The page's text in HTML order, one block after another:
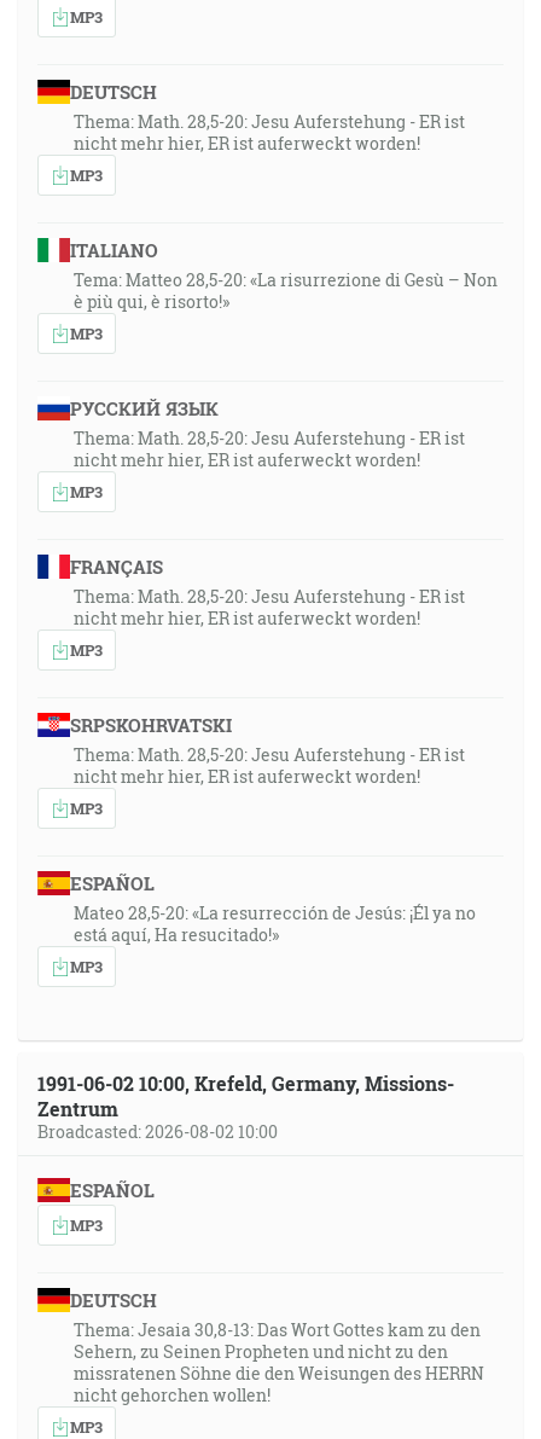
MP3
DEUTSCH
Thema: Math. 28,5-20: Jesu Auferstehung - ER ist
nicht mehr hier, ER ist auferweckt worden!
MP3
ITALIANO
Tema: Matteo 28,5-20: «La risurrezione di Gesù – Non
è più qui, è risorto!»
MP3
РУССКИЙ ЯЗЫК
Thema: Math. 28,5-20: Jesu Auferstehung - ER ist
nicht mehr hier, ER ist auferweckt worden!
MP3
FRANÇAIS
Thema: Math. 28,5-20: Jesu Auferstehung - ER ist
nicht mehr hier, ER ist auferweckt worden!
MP3
SRPSKOHRVATSKI
Thema: Math. 28,5-20: Jesu Auferstehung - ER ist
nicht mehr hier, ER ist auferweckt worden!
MP3
ESPAÑOL
Mateo 28,5-20: «La resurrección de Jesús: ¡Él ya no
está aquí, Ha resucitado!»
MP3
1991-06-02 10:00, Krefeld, Germany, Missions-
Zentrum
Broadcasted: 2026-08-02 10:00
ESPAÑOL
MP3
DEUTSCH
Thema: Jesaia 30,8-13: Das Wort Gottes kam zu den
Sehern, zu Seinen Propheten und nicht zu den
missratenen Söhne die den Weisungen des HERRN
nicht gehorchen wollen!
MP3